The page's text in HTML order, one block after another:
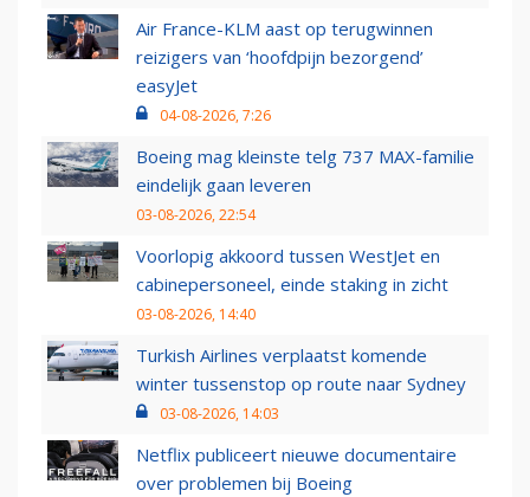
Air France-KLM aast op terugwinnen
reizigers van ‘hoofdpijn bezorgend’
easyJet
04-08-2026, 7:26
Boeing mag kleinste telg 737 MAX-familie
eindelijk gaan leveren
03-08-2026, 22:54
Voorlopig akkoord tussen WestJet en
cabinepersoneel, einde staking in zicht
03-08-2026, 14:40
Turkish Airlines verplaatst komende
winter tussenstop op route naar Sydney
03-08-2026, 14:03
Netflix publiceert nieuwe documentaire
over problemen bij Boeing